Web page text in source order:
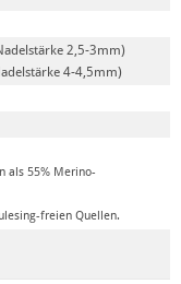
2,5-3mm)
4-4,5mm)
als 55% Merino-
freien Quellen.